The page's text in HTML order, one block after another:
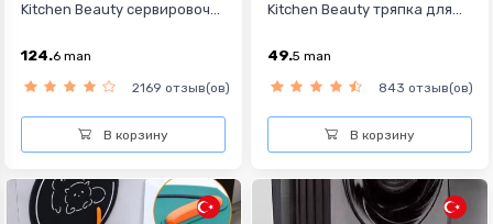
Kitchen Beauty сервировоч...
124.6 man
2169 отзыв(ов)
В корзину
Kitchen Beauty тряпка для...
49.5 man
843 отзыв(ов)
В корзину